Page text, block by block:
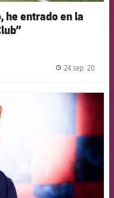
he entrado en la
24 sep. 20
badge